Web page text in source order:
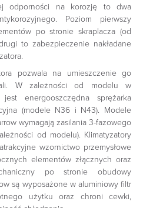
odporności na korozję to dwa
Poziom pierwszy
po stronie skraplacza (od
to zabezpieczenie nakładane
pozwala na umieszczenie go
W zależności od modelu w
jest energooszczędna sprężarka
(modele N36 i N43). Modele
wymagają zasilania 3-fazowego
od modelu). Klimatyzatory
wzornictwo przemysłowe
elementów złącznych oraz
po stronie obudowy
są wyposażone w aluminiowy filtr
użytku oraz chroni cewki,